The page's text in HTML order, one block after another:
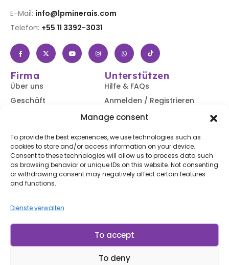
Manage consent
To provide the best experiences, we use technologies such as
cookies to store and/or access information on your device.
Consent to these technologies will allow us to process data such
as browsing behavior or unique IDs on this website. Not consenting
or withdrawing consent may negatively affect certain features
and functions.
Dienste verwalten
To accept
To deny
E-Mail: info@lpminerais.com
Telefon: +55 11 3392-3031
Firma
Über uns
Geschäft
Unterstützen
Hilfe & FAQs
Anmelden / Registrieren
Verfolgen Sie Ihre
Bestellung
Versand &
Rücksendungen
Zugänglichkeit
Abonnieren Sie unseren Newsletter
undDatenschutzerklärung.
© LP Minerais 2017 - 2025 - Alle Rechte vorbehalten